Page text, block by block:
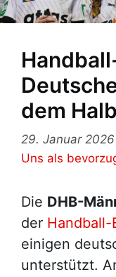
dem
29. Januar 2026
Uns als
Die DHB-
der Handball-
einigen
unterstützt.